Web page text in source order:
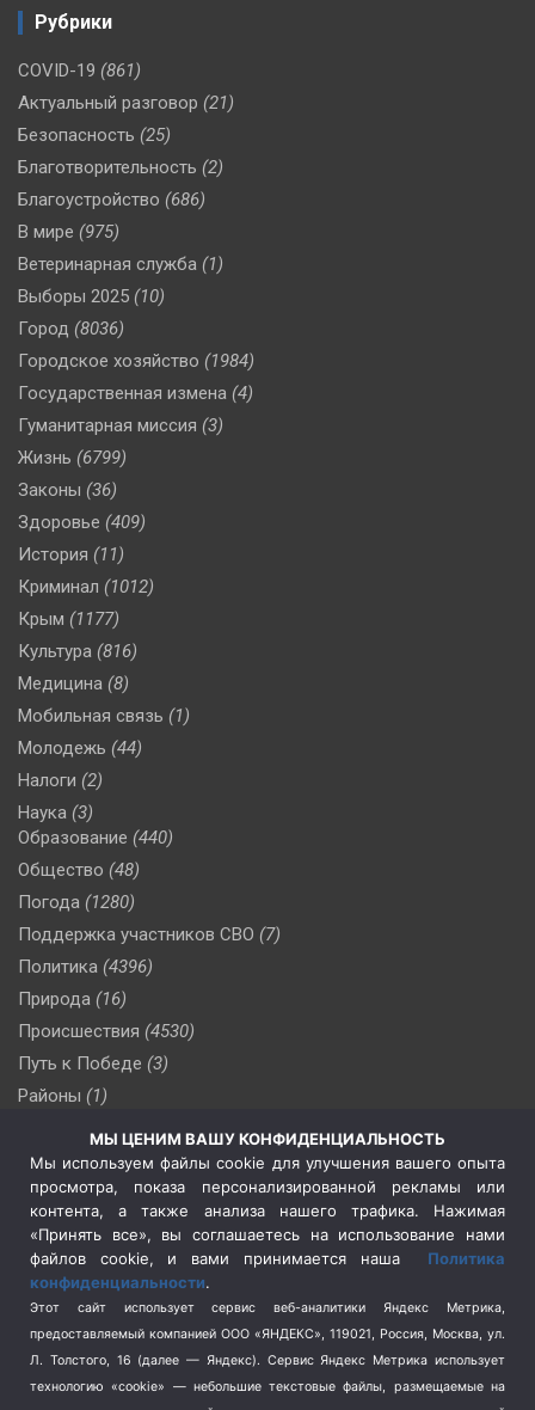
Рубрики
COVID-19 (861)
Актуальный разговор (21)
Безопасность (25)
Благотворительность (2)
Благоустройство (686)
В мире (975)
Ветеринарная служба (1)
Выборы 2025 (10)
Город (8036)
Городское хозяйство (1984)
Государственная измена (4)
Гуманитарная миссия (3)
Жизнь (6799)
Законы (36)
Здоровье (409)
История (11)
Криминал (1012)
Крым (1177)
Культура (816)
Медицина (8)
Мобильная связь (1)
Молодежь (44)
Налоги (2)
Наука (3)
Образование (440)
Общество (48)
Погода (1280)
Поддержка участников СВО (7)
Политика (4396)
Природа (16)
Происшествия (4530)
Путь к Победе (3)
Районы (1)
(510)
Сельское хозяйство (3)
Социальная политика
(3)
Спецоперация в Украине
Спецоперация на Украине
(404)
Спорт (740)
Терроризм (1)
Транспорт (262)
МЫ ЦЕНИМ ВАШУ КОНФИДЕНЦИАЛЬНОСТЬ
Мы используем файлы cookie для улучшения вашего опыта
просмотра, показа персонализированной рекламы или
контента, а также анализа нашего трафика. Нажимая
«Принять все», вы соглашаетесь на использование нами
файлов cookie, и вами принимается наша Политика
конфиденциальности.
Этот сайт использует сервис веб-аналитики Яндекс Метрика,
предоставляемый компанией ООО «ЯНДЕКС», 119021, Россия, Москва, ул.
Л. Толстого, 16 (далее — Яндекс). Сервис Яндекс Метрика использует
технологию «cookie» — небольшие текстовые файлы, размещаемые на